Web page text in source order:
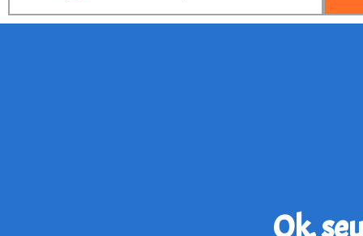
Ok,